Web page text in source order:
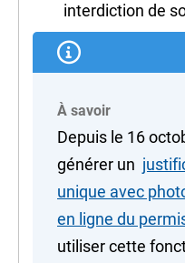
interdiction de
À savoir
Depuis le 16
générer un
unique avec
en ligne du
utiliser cette